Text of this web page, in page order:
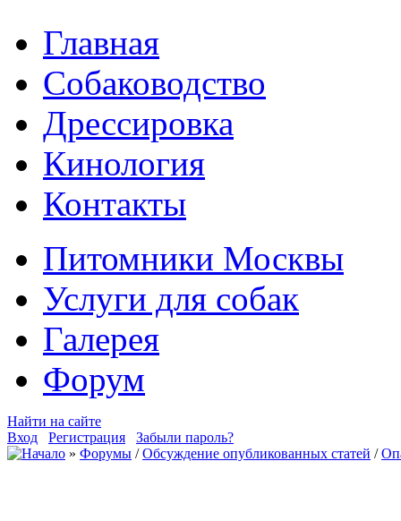
Главная
Собаководство
Дрессировка
Кинология
Контакты
Питомники Москвы
Услуги для собак
Галерея
Форум
Найти на сайте
Вход
Регистрация
Забыли пароль?
» Форумы /Обсуждение опубликованных статей /